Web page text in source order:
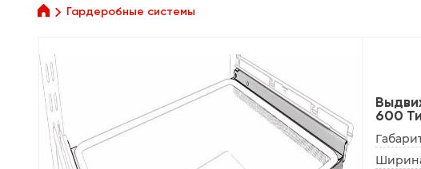
 Гардеробные системы
600